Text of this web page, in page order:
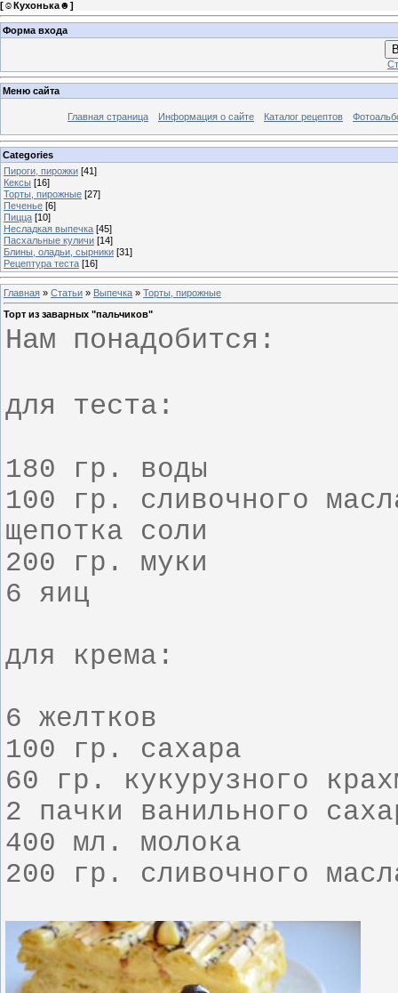
[☺Кухонька☻ ]
Форма входа
Меню сайта
Главная страница Информация о сайте Каталог рецептов
Categories
Пироги, пирожки [41]
Кексы [16]
Торты, пирожные [27]
Печенье [6]
Пицца [10]
Несладкая выпечка [45]
Пасхальные куличи [14]
Блины, оладьи, сырники [31]
Рецептура теста [16]
Главная » Статьи » Выпечка » Торты, пирожные
Торт из заварных "пальчиков"
Нам понадобится:
для теста:
180 гр. воды
100 гр. сливочного
щепотка соли
200 гр. муки
6 яиц
для крема:
6 желтков
100 гр. сахара
60 гр. кукурузного
2 пачки ванильного
400 мл. молока
200 гр. сливочного